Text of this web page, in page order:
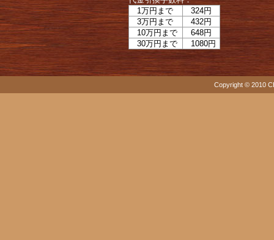
1万円まで
324円
3万円まで
432円
10万円まで
648円
30万円まで
1080円
Copyright © 2010